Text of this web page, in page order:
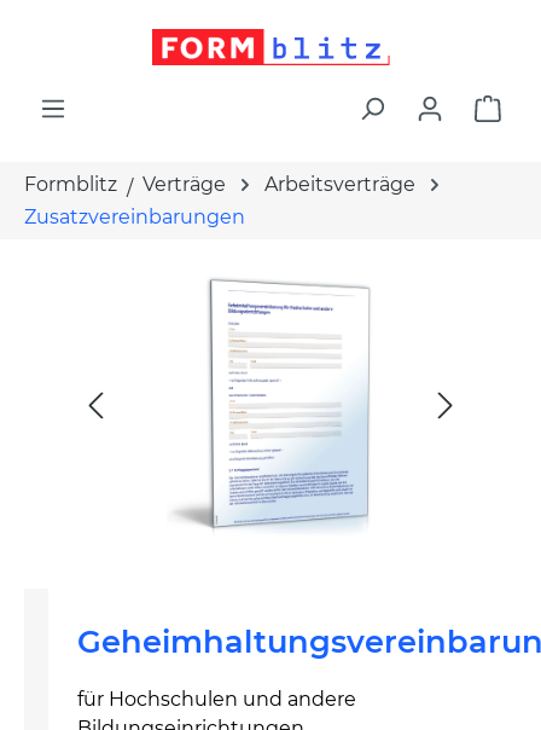
Formblitz Verträge
Arbeitsverträge
Zusatzvereinbarungen
für Hochschulen und andere